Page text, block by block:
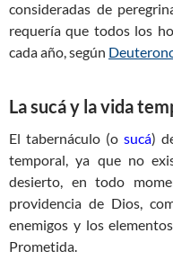
consideradas de
requería que todos los
cada año, según
La sucá y la vida
El tabernáculo (o sucá)
temporal, ya que no
desierto, en todo
providencia de Dios,
enemigos y los
Prometida.